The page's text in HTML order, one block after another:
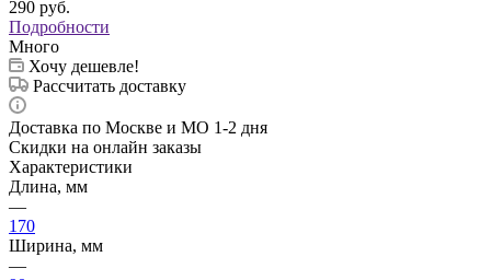
290 руб.
Подробности
Много
Хочу дешевле!
Рассчитать доставку
Доставка по Москве и МО 1-2 дня
Скидки на онлайн заказы
Характеристики
Длина, мм
—
170
Ширина, мм
—